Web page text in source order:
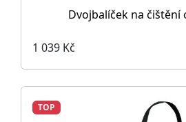
Dvojbalíček na čištění
1 039 Kč
TOP